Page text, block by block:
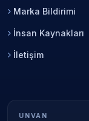
Marka Bildirimi
İnsan Kaynakları
İletişim
UNVAN